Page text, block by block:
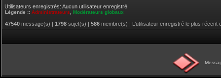
Utilisateurs enregistrés: Aucun utilisateur enregistré
Légende :: Administrateurs Modérateurs globaux
47540 message(s) | 1798 sujet(s) | 586 membre(s) | L’utilisateur enregistré le plus récent